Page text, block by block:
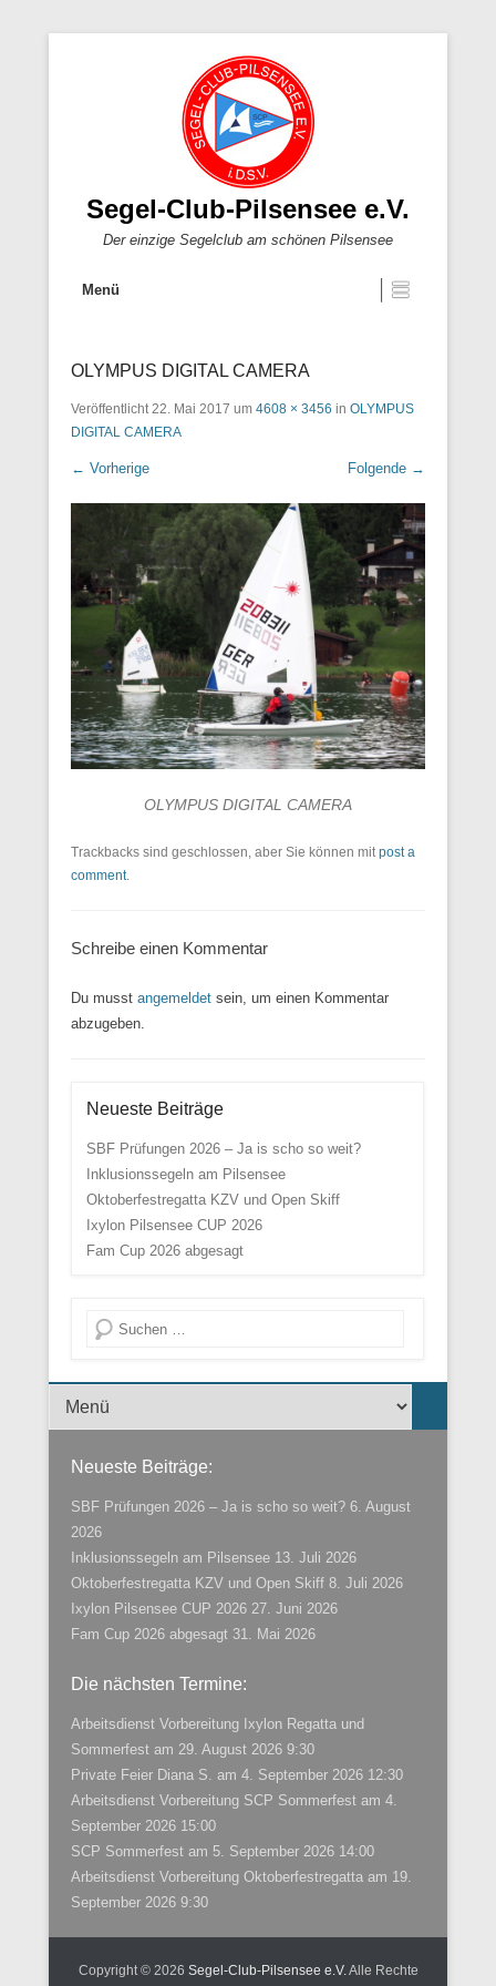
Segel-Club-Pilsensee e.V.
Der einzige Segelclub am schönen Pilsensee
Menü
OLYMPUS DIGITAL CAMERA
Veröffentlicht22. Mai 2017 um 4608 × 3456 in OLYMPUS
DIGITAL CAMERA
← Vorherige Folgende →
OLYMPUS DIGITAL CAMERA
Trackbacks sind geschlossen, aber Sie können mitpost a
comment.
Schreibe einen Kommentar
Du musst angemeldet sein, um einen Kommentar
abzugeben.
Neueste Beiträge
SBF Prüfungen 2026 – Ja is scho so weit?
Inklusionssegeln am Pilsensee
Oktoberfestregatta KZV und Open Skiff
Ixylon Pilsensee CUP 2026
Fam Cup 2026 abgesagt
Suche
Menü der Fußzeile
Neueste Beiträge:
SBF Prüfungen 2026 – Ja is scho so weit? 6. August
2026
Inklusionssegeln am Pilsensee 13. Juli 2026
Oktoberfestregatta KZV und Open Skiff 8. Juli 2026
Ixylon Pilsensee CUP 2026 27. Juni 2026
Fam Cup 2026 abgesagt 31. Mai 2026
Die nächsten Termine:
Arbeitsdienst Vorbereitung Ixylon Regatta und
Sommerfest am 29. August 2026 9:30
Private Feier Diana S. am 4. September 2026 12:30
Arbeitsdienst Vorbereitung SCP Sommerfest am 4.
September 2026 15:00
SCP Sommerfest am 5. September 2026 14:00
Arbeitsdienst Vorbereitung Oktoberfestregatta am 19.
September 2026 9:30
Copyright © 2026 Segel-Club-Pilsensee e.V.Alle Rechte